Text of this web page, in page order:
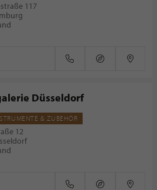
117
Düsseldorf
& ZUBEHÖR
12